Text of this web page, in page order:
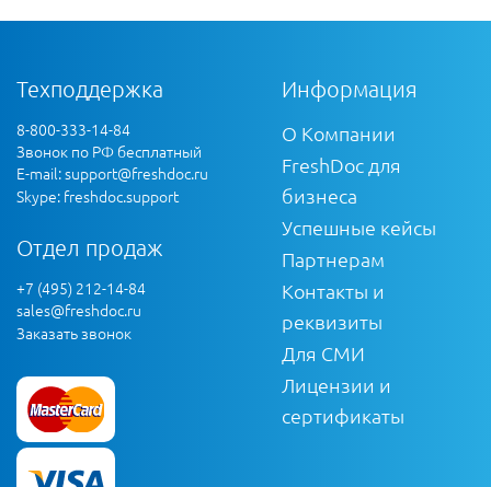
Техподдержка
8-800-333-14-84
Звонок по РФ бесплатный
E-mail:support@freshdoc.ru
Skype: freshdoc.support
Отдел продаж
+7 (495) 212-14-84
sales@freshdoc.ru
Заказать звонок
Информация
О Компании
FreshDoc для
бизнеса
Успешные кейсы
Партнерам
Контакты и
реквизиты
Для СМИ
Лицензии и
сертификаты